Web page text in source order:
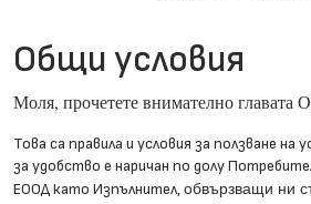
Общи условия
Моля, прочетете внимателно главата
Това са правила и условия за ползване на
за удобство е наричан по долу
ЕООД като Изпълнител,обвързващи ни